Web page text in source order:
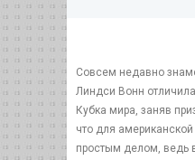
Совсем недавно
Линдси Вонн
Кубка мира, заняв
что для
простым делом, ведь